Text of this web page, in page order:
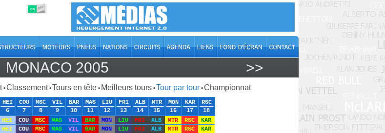
ON OFF
MONACO 2005 >>
•Classement •Tours en tête • Meilleurs tours •Tour par tour •Championnat
HEI
6
COU
7
MSC
8
VIL
9
BAR
10
MAS
11
LIU
12
FRI
13
ALB
14
MTR
15
MON
16
KAR
17
RSC
18
HEI COU MSC MAS VIL BAR MON LIU FRI ALB MTR RSC
KAR
HEI COU MSC MAS VIL BAR MON LIU FRI ALB MTR RSC
KAR